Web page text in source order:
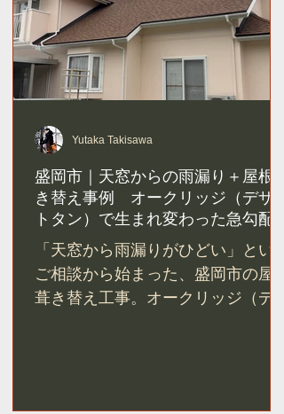
盛岡市｜天窓からの雨漏り＋屋根葺
き替え事例 オークリッジ（デザー
トタン）で生まれ変わった急勾配屋
根
「天窓から雨漏りがひどい」という
ご相談から始まった、盛岡市の屋根
葺き替え工事。オークリッジ（デザ
Yutaka Takisawa